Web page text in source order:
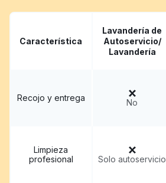
Característica
Lavandería de
Autoservicio/
Lavandería
Recojo y entrega No
Limpieza
profesional
Solo autoservicio